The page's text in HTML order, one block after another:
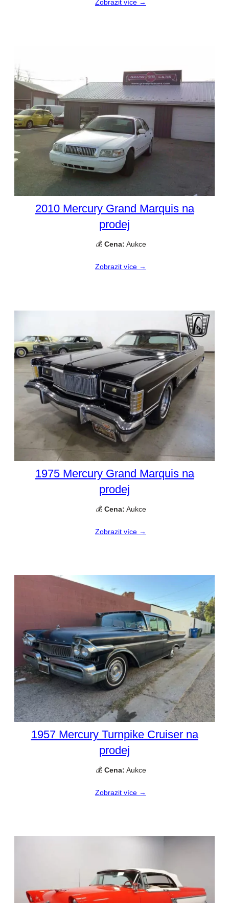
Zobrazit více →
2010 Mercury Grand Marquis na
prodej
💰 Cena: Aukce
Zobrazit více →
1975 Mercury Grand Marquis na
prodej
💰 Cena: Aukce
Zobrazit více →
1957 Mercury Turnpike Cruiser na
prodej
💰 Cena: Aukce
Zobrazit více →